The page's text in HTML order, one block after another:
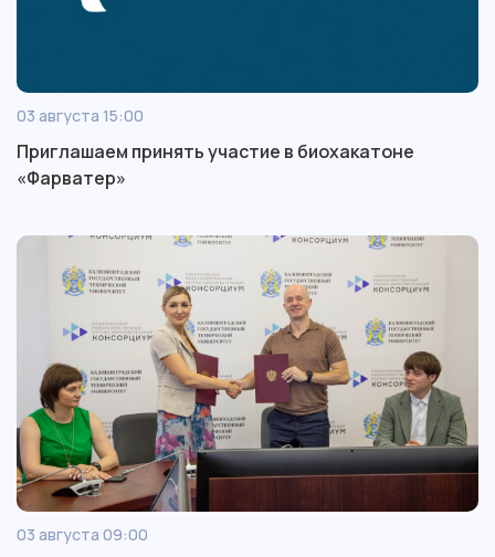
03 августа 15:00
Приглашаем принять участие в биохакатоне
«Фарватер»
03 августа 09:00